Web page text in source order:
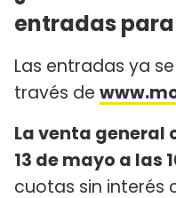
entradas
Las entradas ya
través de
La venta general
13 de mayo a las
cuotas sin interés